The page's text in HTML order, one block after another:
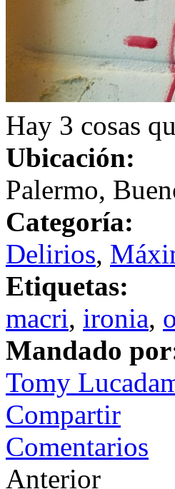
Hay 3 cosas
Ubicación:
Palermo,
Categoría:
Delirios,
Etiquetas:
macri, ironia,
Mandado
Tomy
Compartir
Comentarios
Anterior